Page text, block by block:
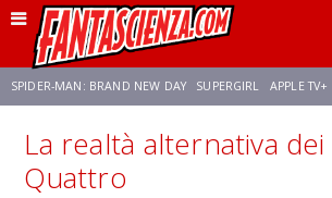
SPIDER-MAN: BRAND NEW DAY SUPERGIRL APPLE TV+
FRANCO RICCIARDIELLO ZENDAYA STAR TREK
La realtà alternativa dei
Quattro